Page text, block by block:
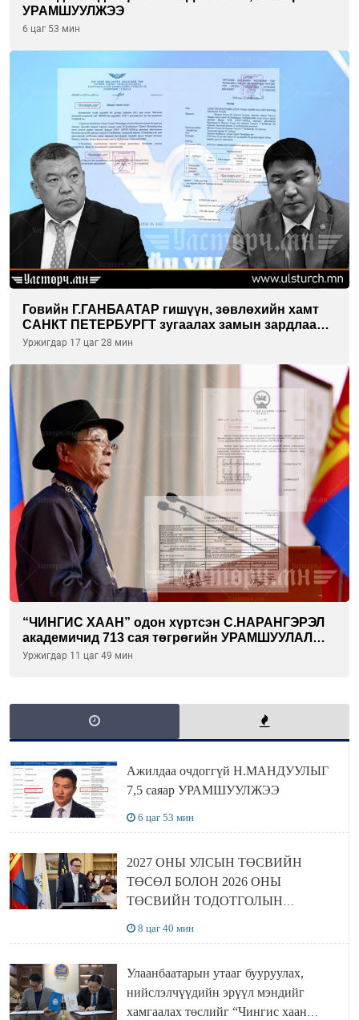
УРАМШУУЛЖЭЭ
6 цаг 53 мин
Говийн Г.ГАНБААТАР гишүүн, зөвлөхийн хамт
САНКТ ПЕТЕРБУРГТ зугаалах замын зардлаа
“ИНҮТ” ТӨХХК даажээ
Уржигдар 17 цаг 28 мин
“ЧИНГИС ХААН” одон хүртсэн С.НАРАНГЭРЭЛ
академичид 713 сая төгрөгийн УРАМШУУЛАЛ
олгожээ
Уржигдар 11 цаг 49 мин
Ажилдаа очдоггүй Н.МАНДУУЛЫГ
7,5 саяар УРАМШУУЛЖЭЭ
6 цаг 53 мин
2027 ОНЫ УЛСЫН ТӨСВИЙН
ТӨСӨЛ БОЛОН 2026 ОНЫ
ТӨСВИЙН ТОДОТГОЛЫН
8 цаг 40 мин
Улаанбаатарын утааг бууруулах,
нийслэлчүүдийн эрүүл мэндийг
хамгаалах төслийг “Чингис хаан